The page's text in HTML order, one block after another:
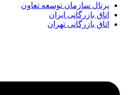
پرتال سازمان توسعه تعاون
اتاق بازرگانی ایران
اتاق بازرگانی تهران